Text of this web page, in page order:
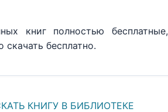
книг полностью бесплатные,
бесплатно.
КНИГУ В БИБЛИОТЕКЕ